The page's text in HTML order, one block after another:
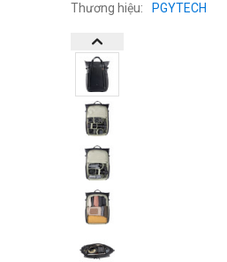
Thương hiệu PGYTECH